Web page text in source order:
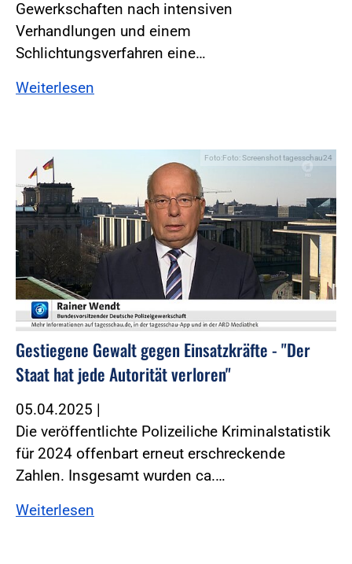
Gewerkschaften nach intensiven
Verhandlungen und einem
Schlichtungsverfahren eine…
Weiterlesen
Foto:Foto: Screenshot tagesschau24
Gestiegene Gewalt gegen Einsatzkräfte - "Der
Staat hat jede Autorität verloren"
05.04.2025 |
Die veröffentlichte Polizeiliche Kriminalstatistik
für 2024 offenbart erneut erschreckende
Zahlen. Insgesamt wurden ca.…
Weiterlesen